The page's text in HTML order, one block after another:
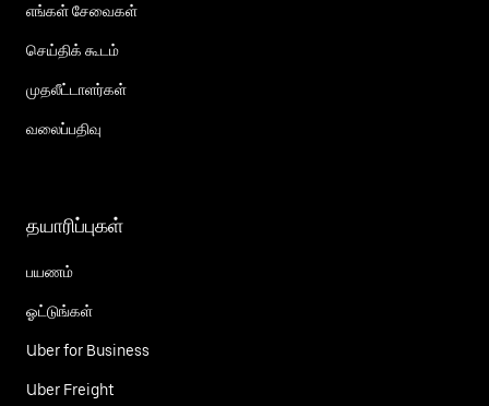
எங்கள் சேவைகள்
செய்திக் கூடம்
முதலீட்டாளர்கள்
வலைப்பதிவு
தயாரிப்புகள்
பயணம்
ஓட்டுங்கள்
Uber for Business
Uber Freight